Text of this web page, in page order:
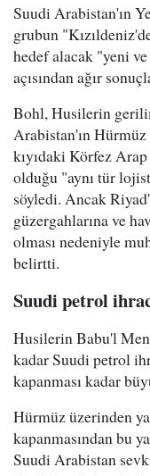
Suudi Arabistan'ın
grubun
hedef alacak "yeni
açısından ağır
Bohl, Husilerin
Arabistan'ın Hürmüz
kıyıdaki Körfez
olduğu "aynı tür
söyledi. Ancak
güzergahlarına ve
olması nedeniyle
belirtti.
Suudi petrol
Husilerin Babu'l
kadar Suudi petrol
kapanması kadar
Hürmüz üzerinden
kapanmasından bu
Suudi Arabistan